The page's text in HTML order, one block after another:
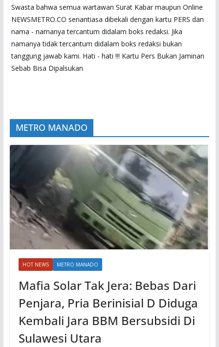
Swasta bahwa semua wartawan Surat Kabar maupun Online
NEWSMETRO.CO senantiasa dibekali dengan kartu PERS dan
nama - namanya tercantum didalam boks redaksi. Jika
namanya tidak tercantum didalam boks redaksi bukan
tanggung jawab kami. Hati - hati !!! Kartu Pers Bukan Jaminan
Sebab Bisa Dipalsukan
METRO MANADO
HOT NEWS METRO MANADO
Mafia Solar Tak Jera: Bebas Dari
Penjara, Pria Berinisial D Diduga
Kembali Jara BBM Bersubsidi Di
Sulawesi Utara